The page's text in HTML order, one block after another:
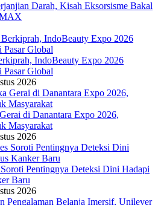
Darah, Kisah Eksorsisme Bakal
IndoBeauty Expo 2026
Global
2026
di Danantara Expo 2026,
Masyarakat
2026
Pentingnya Deteksi Dini Hadapi
Baru
2026